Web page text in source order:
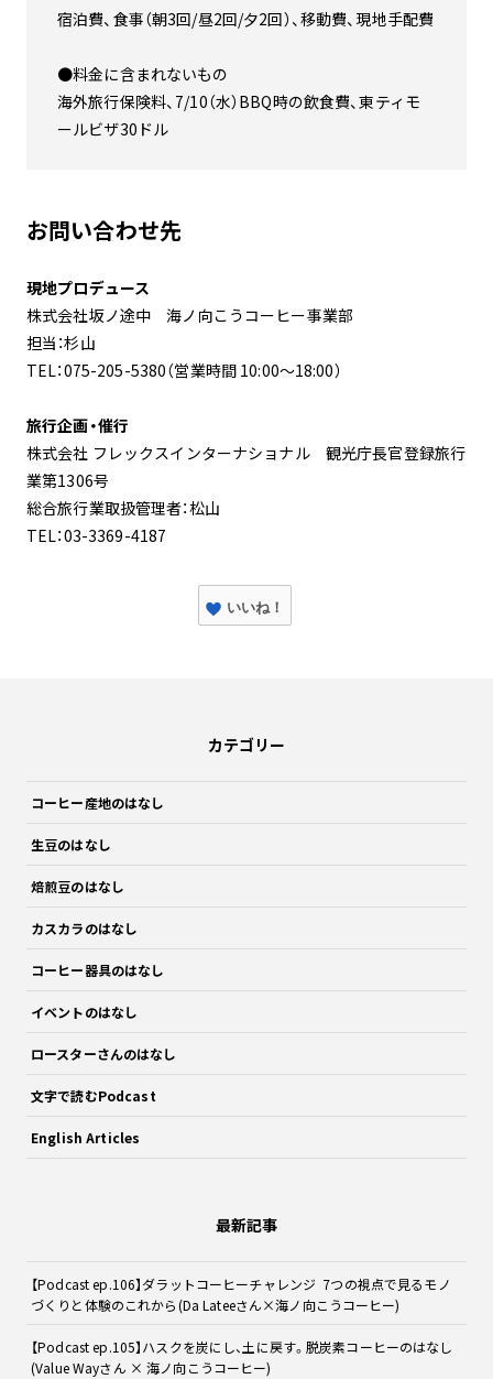
宿泊費、食事（朝3回/昼2回/夕2回）、移動費、現地手配費
●料金に含まれないもの
海外旅行保険料、7/10（水）BBQ時の飲食費、東ティモ
ールビザ30ドル
お問い合わせ先
現地プロデュース
株式会社坂ノ途中 海ノ向こうコーヒー事業部
担当：杉山
TEL：075-205-5380（営業時間 10:00～18:00）
旅行企画・催行
株式会社 フレックスインターナショナル 観光庁長官登録旅行
業第1306号
総合旅行業取扱管理者：松山
TEL：03-3369-4187
いいね！
カテゴリー
コーヒー産地のはなし
生豆のはなし
焙煎豆のはなし
カスカラのはなし
コーヒー器具のはなし
イベントのはなし
ロースターさんのはなし
文字で読むPodcast
English Articles
最新記事
【Podcast ep.106】ダラットコーヒーチャレンジ 7つの視点で見るモノ
づくりと体験のこれから(Da Lateeさん×海ノ向こうコーヒー)
【Podcast ep.105】ハスクを炭にし、土に戻す。脱炭素コーヒーのはなし
(Value Wayさん × 海ノ向こうコーヒー)